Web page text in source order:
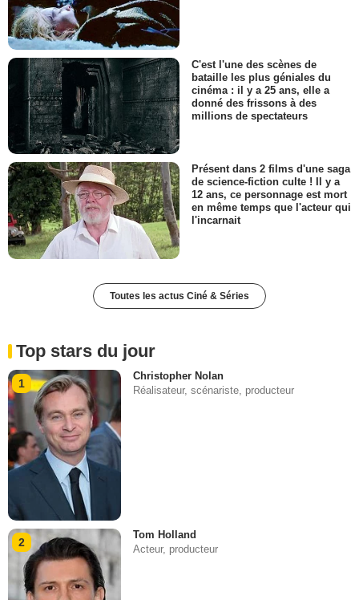
C'est l'une des scènes de
bataille les plus géniales du
cinéma : il y a 25 ans, elle a
donné des frissons à des
millions de spectateurs
Présent dans 2 films d'une saga
de science-fiction culte ! Il y a
12 ans, ce personnage est mort
en même temps que l'acteur qui
l'incarnait
Toutes les actus Ciné & Séries
Top stars du jour
1
Christopher Nolan
Réalisateur, scénariste, producteur
2
Tom Holland
Acteur, producteur